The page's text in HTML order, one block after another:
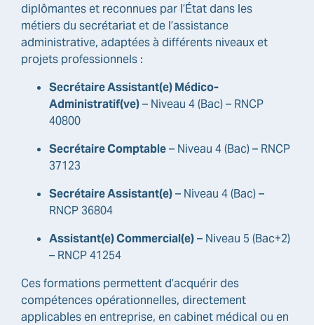
diplômantes et reconnues par l’État dans les
métiers du secrétariat et de l’assistance
administrative, adaptées à différents niveaux et
projets professionnels :
Secrétaire Assistant(e) Médico-
Administratif(ve)– Niveau 4 (Bac) – RNCP
40800
Secrétaire Comptable– Niveau 4 (Bac) – RNCP
37123
Secrétaire Assistant(e)– Niveau 4 (Bac) –
RNCP 36804
Assistant(e) Commercial(e)– Niveau 5 (Bac+2)
– RNCP 41254
Ces formations permettent d’acquérir des
compétences opérationnelles, directement
applicables en entreprise, en cabinet médical ou en